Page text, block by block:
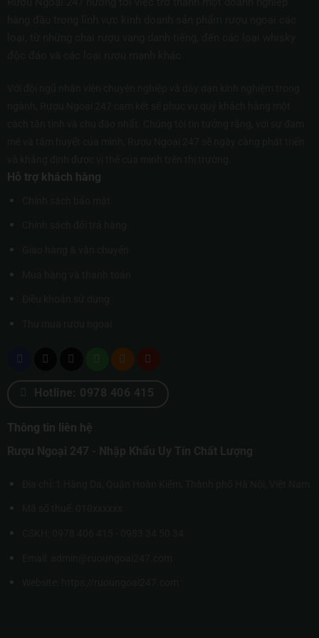
Hỗ trợ khách hàng
Hotline: 0978 406 415
Thông tin liên hệ
Rượu Ngoại 247 - Nhập Khẩu Uy Tín Chất Lượng